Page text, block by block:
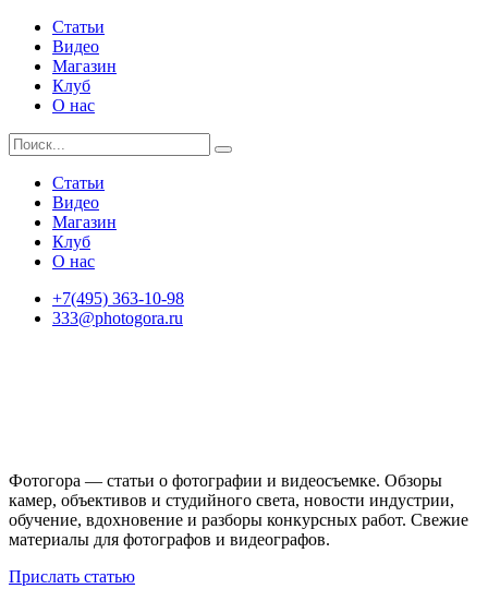
Статьи
Видео
Магазин
Клуб
О нас
Статьи
Видео
Магазин
Клуб
О нас
+7(495) 363-10-98
333@photogora.ru
Фотогора — статьи о фотографии и видеосъемке. Обзоры
камер, объективов и студийного света, новости индустрии,
обучение, вдохновение и разборы конкурсных работ. Свежие
материалы для фотографов и видеографов.
Прислать статью